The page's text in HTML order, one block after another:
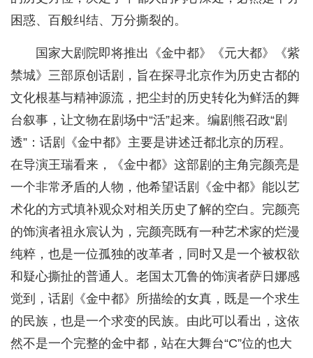
困惑、百般纠结、万分撕裂的。
国家大剧院即将推出《金中都》《元大都》《紫
禁城》三部原创话剧，旨在探寻北京作为历史古都的
文化根基与精神源流，把尘封的历史转化为鲜活的舞
台叙事，让文物在剧场中“活”起来。编剧熊召政“剧
透”：话剧《金中都》主要是讲述迁都北京的历程。
在导演王瑞看来，《金中都》这部剧的主角完颜亮是
一个非常矛盾的人物，他希望话剧《金中都》能以艺
术化的方式填补观众对相关历史了解的空白。完颜亮
的饰演者祖永宸认为，完颜亮既有一种艺术家的烂漫
纯粹，也是一位孤独的改革者，同时又是一个被权欲
和疑心撕扯的普通人。老国太兀鲁的饰演者萨日娜感
觉到，话剧《金中都》所描绘的女真，既是一个求生
的民族，也是一个求变的民族。由此可以看出，这依
然不是一个完整的金中都，站在大舞台“C”位的也大